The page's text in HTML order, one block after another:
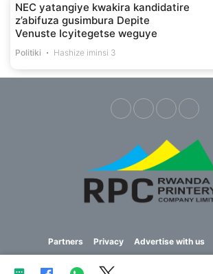
NEC yatangiye kwakira kandidatire
z’abifuza gusimbura Depite
Venuste Icyitegetse weguye
Politiki Hashize iminsi 3
Partners Privacy Advertise with us
Copyright © 2023 Imvaho Nshya